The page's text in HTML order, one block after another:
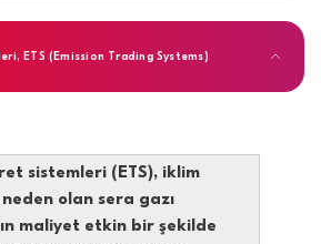
ETS (Emission Trading Systems)
sistemleri (ETS), iklim
olan sera gazı
maliyet etkin bir şekilde